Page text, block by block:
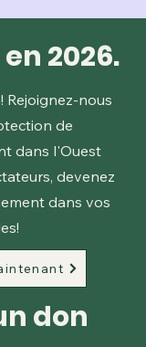
2026.
Rejoignez-nous
de
dans l'Ouest
devenez
dans vos
don